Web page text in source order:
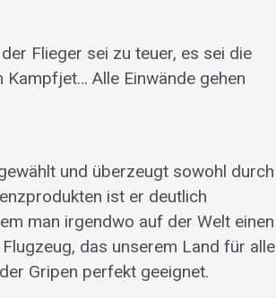
Flieger sei zu teuer, es sei die
Alle Einwände gehen
und überzeugt sowohl durch
ist er deutlich
man irgendwo auf der Welt einen
das unserem Land für alle
Gripen perfekt geeignet.